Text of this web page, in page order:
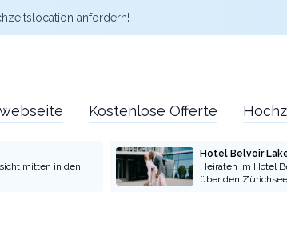
anfordern!
Kostenlose Offerte
mitten in den
Hotel Belvoir
Heiraten im Hotel
über den Zürichsee